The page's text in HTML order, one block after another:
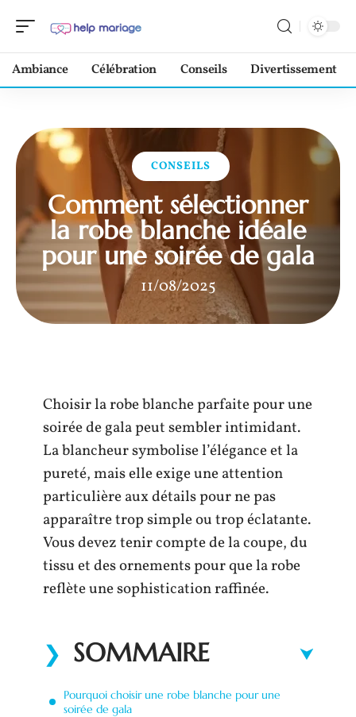
Ambiance Célébration Conseils Divertissement
CONSEILS
Comment sélectionner
la robe blanche idéale
pour une soirée de gala
11/08/2025
Choisir la robe blanche parfaite pour une
soirée de gala peut sembler intimidant.
La blancheur symbolise l’élégance et la
pureté, mais elle exige une attention
particulière aux détails pour ne pas
apparaître trop simple ou trop éclatante.
Vous devez tenir compte de la coupe, du
tissu et des ornements pour que la robe
reflète une sophistication raffinée.
SOMMAIRE
Pourquoi choisir une robe blanche pour une
soirée de gala